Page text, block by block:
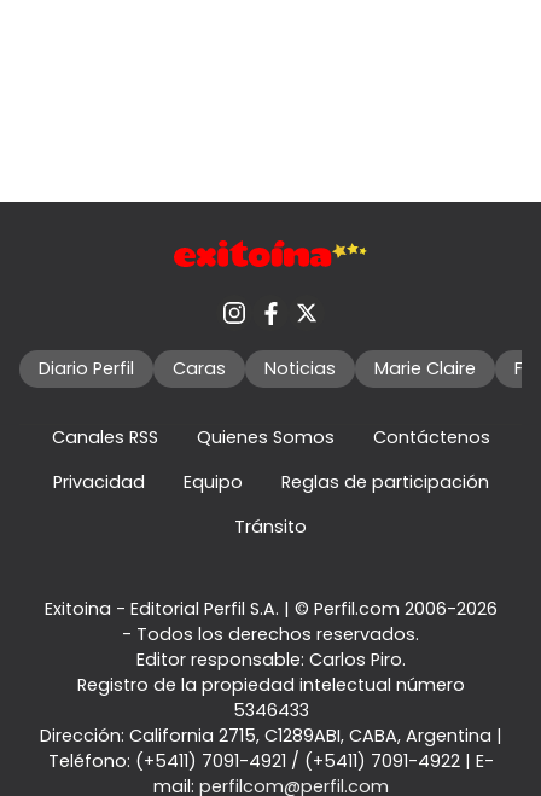
Diario Perfil Caras Noticias Marie Claire
Canales RSS Quienes Somos
Contáctenos
Privacidad
Equipo
Reglas de participación
Tránsito
Exitoina - Editorial Perfil S.A. | © Perfil.com 2006-2026
- Todos los derechos reservados.
Editor responsable: Carlos Piro.
Registro de la propiedad intelectual número
5346433
Dirección: California 2715, C1289ABI, CABA, Argentina |
Teléfono: (+5411) 7091-4921 / (+5411) 7091-4922| E-
mail: perfilcom@perfil.com